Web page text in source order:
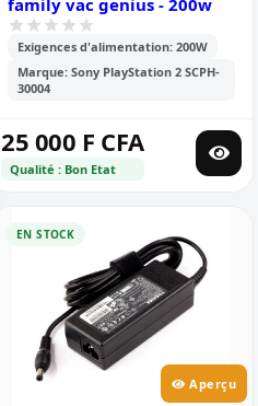
family vac genius - 200w
Exigences d'alimentation: 200W
Marque: Sony PlayStation 2 SCPH-
30004
25 000 F CFA
Qualité : Bon Etat
EN STOCK
Aperçu